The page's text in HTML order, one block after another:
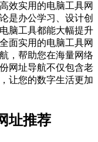
效实用的电脑工具网
是办公学习、设计创
脑工具都能大幅提升
面实用的电脑工具网
，帮助您在海量网络
网址导航不仅包含老
让您的数字生活更加
址推荐